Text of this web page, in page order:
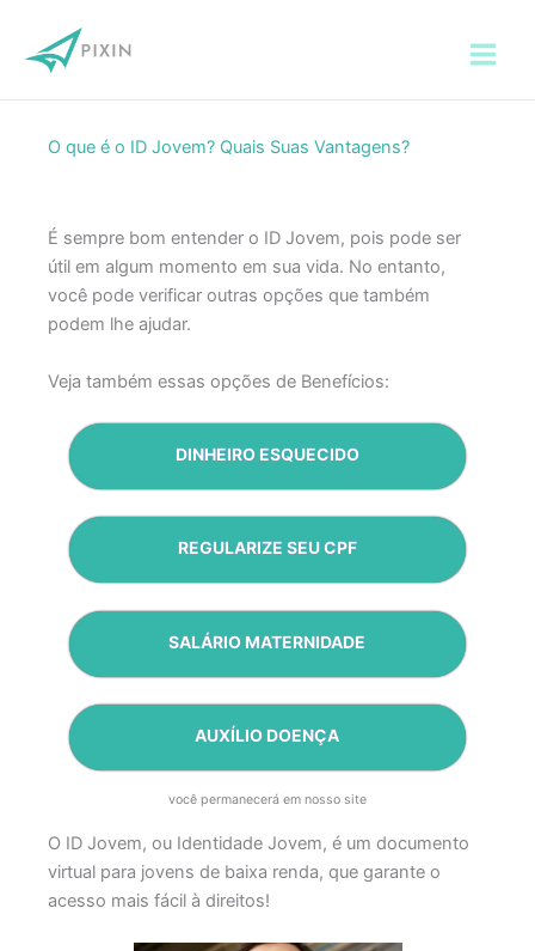
para
O que é o ID Jovem? Quais Suas Vantagens?
É sempre bom entender o ID Jovem, pois pode ser
útil em algum momento em sua vida. No entanto,
você pode verificar outras opções que também
podem lhe ajudar.
Veja também essas opções de Benefícios:
DINHEIRO ESQUECIDO
REGULARIZE SEU CPF
SALÁRIO MATERNIDADE
AUXÍLIO DOENÇA
você permanecerá em nosso site
O ID Jovem, ou Identidade Jovem, é um documento
virtual para jovens de baixa renda, que garante o
acesso mais fácil à direitos!